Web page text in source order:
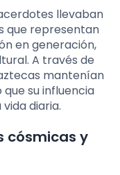
llevaban
que representan
en generación,
A través de
mantenían
su influencia
diaria.
cósmicas y